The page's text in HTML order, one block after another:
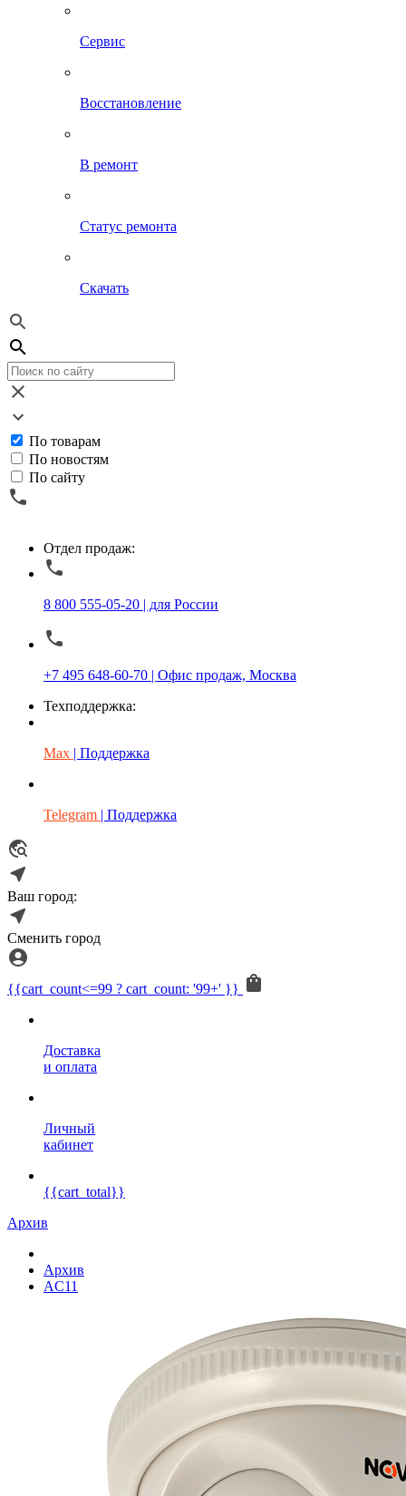
Сервис
Восстановление
В ремонт
Статус ремонта
Скачать
По товарам
По новостям
По сайту
Отдел продаж:
8 800 555-05-20 | для России
+7 495 648-60-70 | Офис продаж, Москва
Техподдержка:
Max | Поддержка
Telegram | Поддержка
Ваш город:
Сменить город
{{cart_count<=99 ? cart_count: '99+' }}
Доставка
и оплата
Личный
кабинет
{{cart_total}}
Архив
Архив
AC11